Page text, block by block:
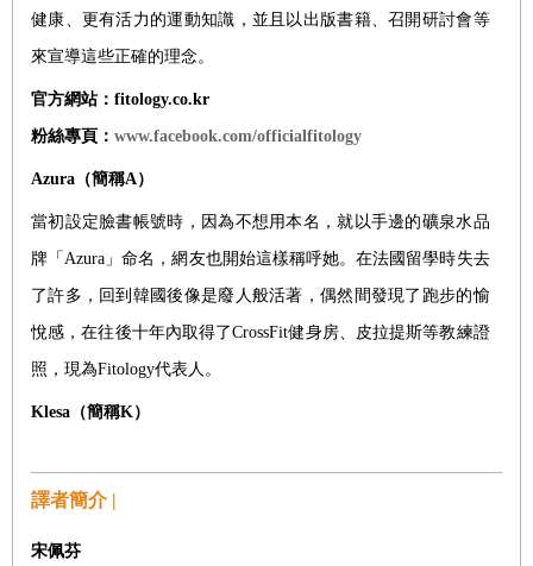
健康、更有活力的運動知識，並且以出版書籍、召開研討會等
來宣導這些正確的理念。
官方網站： fitology.co.kr
粉絲專頁： www.facebook.com/officialfitology
Azura （簡稱A ）
當初設定臉書帳號時，因為不想用本名，就以手邊的礦泉水品
牌「Azura」命名，網友也開始這樣稱呼她。在法國留學時失去
了許多，回到韓國後像是廢人般活著，偶然間發現了跑步的愉
悅感，在往後十年內取得了CrossFit健身房、皮拉提斯等教練證
照，現為Fitology代表人。
Klesa （簡稱K ）
譯者簡介 |
宋佩芬